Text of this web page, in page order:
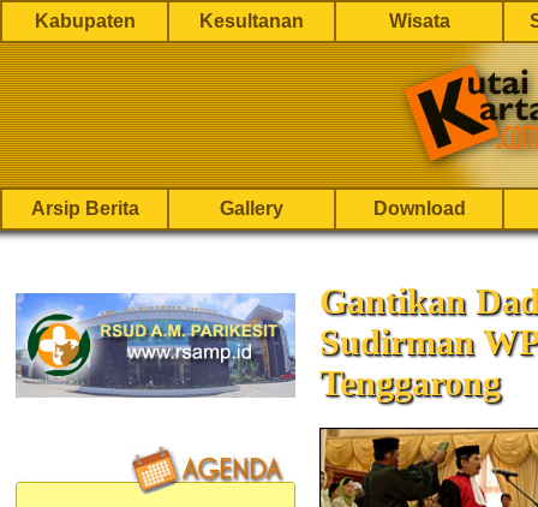
Kabupaten Kesultanan Wisata
Arsip Berita Gallery Download
Gantikan
Sudirman
Tenggarong